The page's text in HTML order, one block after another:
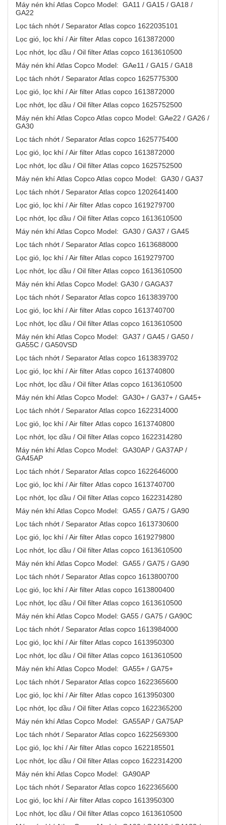
Máy nén khí Atlas Copco Model: GA11 / GA15 / GA18 /
GA22
Lọc tách nhớt / Separator Atlas copco 1622035101
Lọc gió, lọc khí / Air filter Atlas copco 1613872000
Lọc nhớt, lọc dầu / Oil filter Atlas copco 1613610500
Máy nén khí Atlas Copco Model: GAe11 / GA15 / GA18
Lọc tách nhớt / Separator Atlas copco 1625775300
Lọc gió, lọc khí / Air filter Atlas copco 1613872000
Lọc nhớt, lọc dầu / Oil filter Atlas copco 1625752500
Máy nén khí Atlas Copco Atlas copco Model: GAe22 / GA26 /
GA30
Lọc tách nhớt / Separator Atlas copco 1625775400
Lọc gió, lọc khí / Air filter Atlas copco 1613872000
Lọc nhớt, lọc dầu / Oil filter Atlas copco 1625752500
Máy nén khí Atlas Copco Atlas copco Model: GA30 / GA37
Lọc tách nhớt / Separator Atlas copco 1202641400
Lọc gió, lọc khí / Air filter Atlas copco 1619279700
Lọc nhớt, lọc dầu / Oil filter Atlas copco 1613610500
Máy nén khí Atlas Copco Model: GA30 / GA37 / GA45
Lọc tách nhớt / Separator Atlas copco 1613688000
Lọc gió, lọc khí / Air filter Atlas copco 1619279700
Lọc nhớt, lọc dầu / Oil filter Atlas copco 1613610500
Máy nén khí Atlas Copco Model: GA30 / GAGA37
Lọc tách nhớt / Separator Atlas copco 1613839700
Lọc gió, lọc khí / Air filter Atlas copco 1613740700
Lọc nhớt, lọc dầu / Oil filter Atlas copco 1613610500
Máy nén khí Atlas Copco Model: GA37 / GA45 / GA50 /
GA55C / GA50VSD
Lọc tách nhớt / Separator Atlas copco 1613839702
Lọc gió, lọc khí / Air filter Atlas copco 1613740800
Lọc nhớt, lọc dầu / Oil filter Atlas copco 1613610500
Máy nén khí Atlas Copco Model: GA30+ / GA37+ / GA45+
Lọc tách nhớt / Separator Atlas copco 1622314000
Lọc gió, lọc khí / Air filter Atlas copco 1613740800
Lọc nhớt, lọc dầu / Oil filter Atlas copco 1622314280
Máy nén khí Atlas Copco Model: GA30AP / GA37AP /
GA45AP
Lọc tách nhớt / Separator Atlas copco 1622646000
Lọc gió, lọc khí / Air filter Atlas copco 1613740700
Lọc nhớt, lọc dầu / Oil filter Atlas copco 1622314280
Máy nén khí Atlas Copco Model: GA55 / GA75 / GA90
Lọc tách nhớt / Separator Atlas copco 1613730600
Lọc gió, lọc khí / Air filter Atlas copco 1619279800
Lọc nhớt, lọc dầu / Oil filter Atlas copco 1613610500
Máy nén khí Atlas Copco Model: GA55 / GA75 / GA90
Lọc tách nhớt / Separator Atlas copco 1613800700
Lọc gió, lọc khí / Air filter Atlas copco 1613800400
Lọc nhớt, lọc dầu / Oil filter Atlas copco 1613610500
Máy nén khí Atlas Copco Model: GA55 / GA75 / GA90C
Lọc tách nhớt / Separator Atlas copco 1613984000
Lọc gió, lọc khí / Air filter Atlas copco 1613950300
Lọc nhớt, lọc dầu / Oil filter Atlas copco 1613610500
Máy nén khí Atlas Copco Model: GA55+ / GA75+
Lọc tách nhớt / Separator Atlas copco 1622365600
Lọc gió, lọc khí / Air filter Atlas copco 1613950300
Lọc nhớt, lọc dầu / Oil filter Atlas copco 1622365200
Máy nén khí Atlas Copco Model: GA55AP / GA75AP
Lọc tách nhớt / Separator Atlas copco 1622569300
Lọc gió, lọc khí / Air filter Atlas copco 1622185501
Lọc nhớt, lọc dầu / Oil filter Atlas copco 1622314200
Máy nén khí Atlas Copco Model: GA90AP
Lọc tách nhớt / Separator Atlas copco 1622365600
Lọc gió, lọc khí / Air filter Atlas copco 1613950300
Lọc nhớt, lọc dầu / Oil filter Atlas copco 1613610500